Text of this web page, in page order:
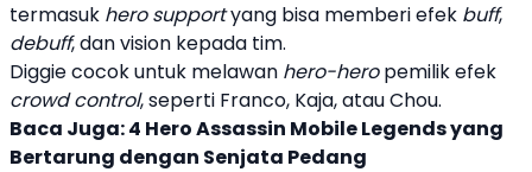
termasuk hero supportyang bisa memberi efek buff,
debuff, dan vision kepada tim.
Diggie cocok untuk melawan hero-heropemilik efek
crowd control, seperti Franco, Kaja, atau Chou.
Baca Juga:4 Hero Assassin Mobile Legends yang
Bertarung dengan Senjata Pedang